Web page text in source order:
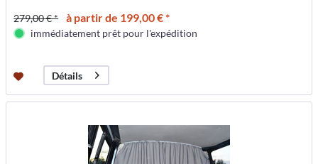
279,00 € * à partir de 199,00 € *
immédiatement prêt pour l'expédition
Détails